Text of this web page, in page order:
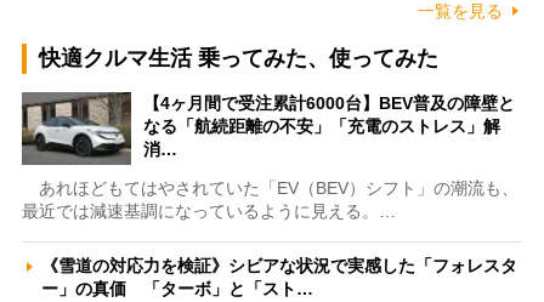
一覧を見る
快適クルマ生活 乗ってみた、使ってみた
【4ヶ月間で受注累計6000台】BEV普及の障壁と
なる「航続距離の不安」「充電のストレス」解
消…
あれほどもてはやされていた「EV（BEV）シフト」の潮流も、
最近では減速基調になっているように見える。…
《雪道の対応力を検証》シビアな状況で実感した「フォレスタ
ー」の真価 「ターボ」と「スト…